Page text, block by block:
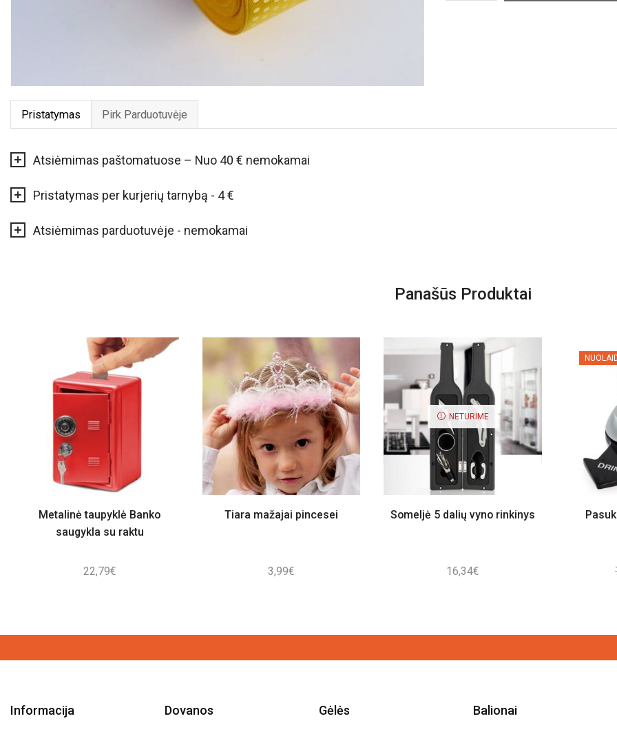
Pristatymas Pirk Parduotuvėje
Atsiėmimas paštomatuose – Nuo 40 € nemokamai
Pristatymas per kurjerių tarnybą - 4 €
Atsiėmimas parduotuvėje - nemokamai
Panašūs Produktai
Metalinė taupyklė Banko
saugykla su raktu
22,79€
Tiara mažajai pincesei
3,99€
NETURIME
Someljė 5 dalių vyno rinkinys
16,34€
Informacija Dovanos Gėlės Balionai